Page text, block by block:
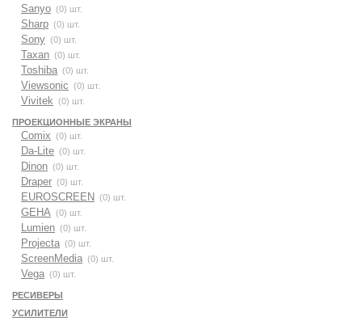
Sanyo (0) шт.
Sharp (0) шт.
Sony (0) шт.
Taxan (0) шт.
Toshiba (0) шт.
Viewsonic (0) шт.
Vivitek (0) шт.
ПРОЕКЦИОННЫЕ ЭКРАНЫ
Comix (0) шт.
Da-Lite (0) шт.
Dinon (0) шт.
Draper (0) шт.
EUROSCREEN (0) шт.
GEHA (0) шт.
Lumien (0) шт.
Projecta (0) шт.
ScreenMedia (0) шт.
Vega (0) шт.
РЕСИВЕРЫ
УСИЛИТЕЛИ